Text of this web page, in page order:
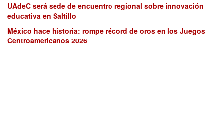
UAdeC será sede de encuentro regional sobre innovación
educativa en Saltillo
México hace historia: rompe récord de oros en los Juegos
Centroamericanos 2026